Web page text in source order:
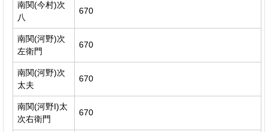
南関(今村)次
八
670
南関(河野)次
左衛門
670
南関(河野)次
太夫
670
南関(河野I)太
次右衛門
670